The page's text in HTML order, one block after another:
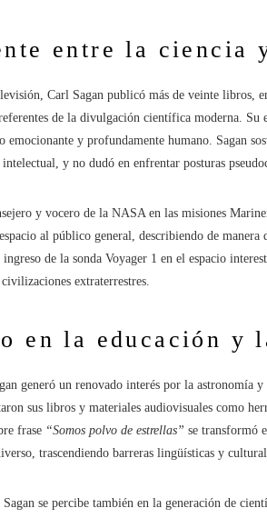
entre la ciencia
Carl Sagan publicó más de veinte libros,
de la divulgación científica moderna.
emocionante y profundamente humano. Sagan
y no dudó en enfrentar posturas
y vocero de la NASA en las misiones
al público general, describiendo de
de la sonda Voyager 1 en el espacio
extraterrestres.
en la educación y
generó un renovado interés por la astronomía
sus libros y materiales audiovisuales como
frase “Somos polvo de estrellas” se transformó
trascendiendo barreras lingüísticas y
se percibe también en la generación de